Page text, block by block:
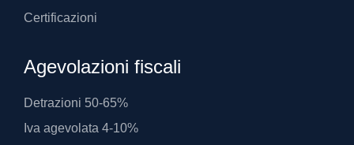
Certificazioni
Agevolazioni fiscali
Detrazioni 50-65%
Iva agevolata 4-10%